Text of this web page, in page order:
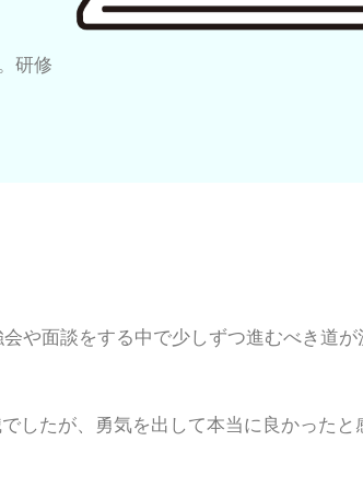
研修
や面談をする中で少しずつ進むべき道が
したが、勇気を出して本当に良かったと